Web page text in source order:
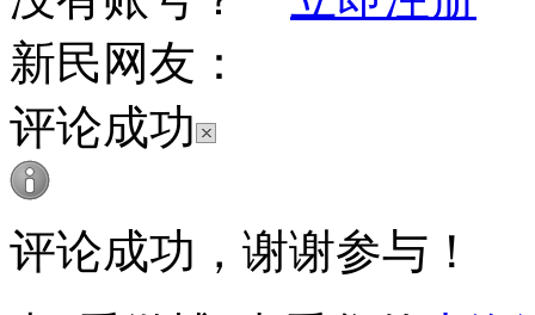
新民网友：
评论成功
评论成功，谢谢参与！